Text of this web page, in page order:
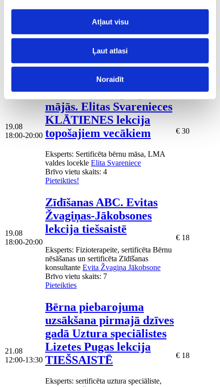
Atļaut visu
Ļaut atlasi
Noraidīt
15:30-16:30
Vaksācija topošajām un
jaunajām māmiņām
Brīvo vietu skaits:1
€ 5- € 30
19.08
18:00-20:00
Jaundzimušā aprūpe
mājās. Elitas Svarenieces
KLĀTIENES lekcija
topošajiem vecākiem
Eksperts: Sertificēta bērnu māsa, LMA
valdes locekle Elita Svareniece
Brīvo vietu skaits: 4
Pieteikties!
€ 30
19.08
18:00-20:00
Zīdīšanas ABC. Evitas
Žvagiņas-Jākobsones
lekcija tiešsaistē
Eksperts: Fizioterapeite, sertificēta Bērnu
nēsāšanas un sertificēta Zīdīšanas
konsultante Evita Žvagiņa Jākobsone
Brīvo vietu skaits: 7
Pieteikties
€ 18
21.08
12:00-13:30
Bērna piebarojuma
uzsākšana pirmajā dzīves
gadā Uztura speciālistes
Lizetes Pugas lekcija
TIEŠSAISTĒ
Eksperts: sertificēta uztura speciāliste,
€ 18